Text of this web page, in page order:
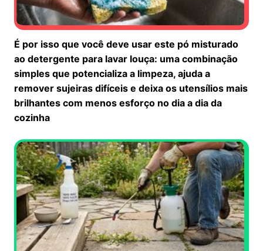
É por isso que você deve usar este pó misturado
ao detergente para lavar louça: uma combinação
simples que potencializa a limpeza, ajuda a
remover sujeiras difíceis e deixa os utensílios mais
brilhantes com menos esforço no dia a dia da
cozinha